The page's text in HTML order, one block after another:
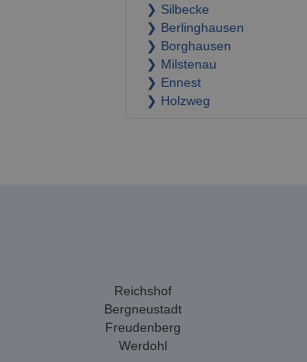
❯ Silbecke
❯ Berlinghausen
❯ Borghausen
❯ Milstenau
❯ Ennest
❯ Holzweg
Reichshof
Bergneustadt
Freudenberg
Werdohl